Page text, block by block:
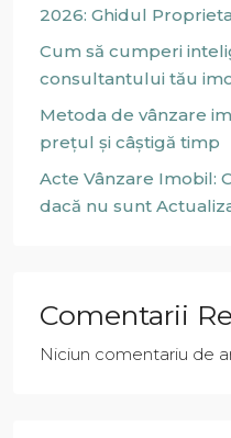
2026: Ghidul
Cum să cumperi
consultantului tău
Metoda de vânzare
prețul și câștigă timp
Acte Vânzare Imobil:
dacă nu sunt
Comentarii
Niciun comentariu de